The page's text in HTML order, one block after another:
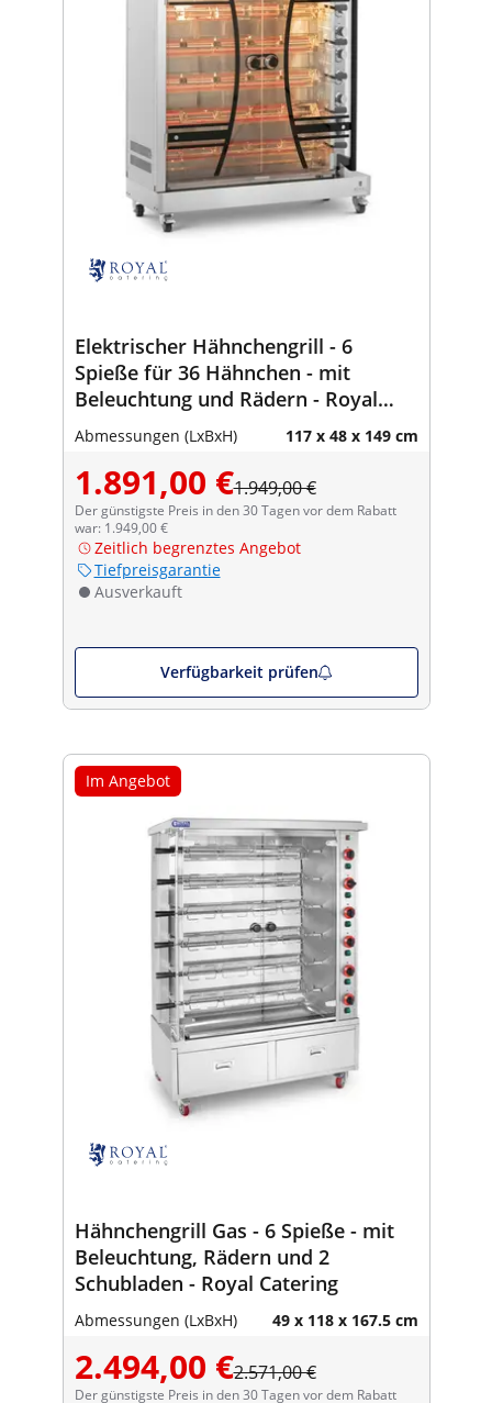
Elektrischer Hähnchengrill - 6
Spieße für 36 Hähnchen - mit
Beleuchtung und Rädern - Royal
Catering
Abmessungen (LxBxH) 117 x 48 x 149 cm
1.891,00 €1.949,00 €
Der günstigste Preis in den 30 Tagen vor dem Rabatt
war: 1.949,00 €
Zeitlich begrenztes Angebot
Tiefpreisgarantie
Ausverkauft
Verfügbarkeit prüfen
Im Angebot
Hähnchengrill Gas - 6 Spieße - mit
Beleuchtung, Rädern und 2
Schubladen - Royal Catering
Abmessungen (LxBxH) 49 x 118 x 167.5 cm
2.494,00 €2.571,00 €
Der günstigste Preis in den 30 Tagen vor dem Rabatt